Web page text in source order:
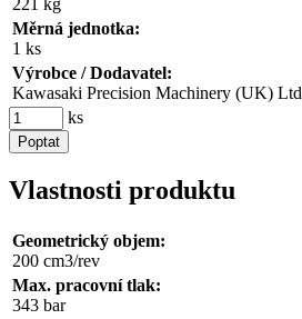
221 kg
Měrná jednotka:
1 ks
Výrobce / Dodavatel:
Kawasaki Precision Machinery (UK) Ltd
ks
Poptat
Vlastnosti produktu
Geometrický objem:
200 cm3/rev
Max. pracovní tlak:
343 bar